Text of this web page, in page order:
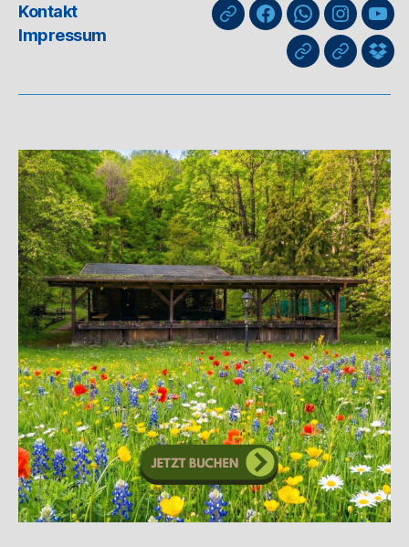
Kontakt
Impressum
nuLigaFacebookWhatsApp-
Kanal
GIPHYThreads